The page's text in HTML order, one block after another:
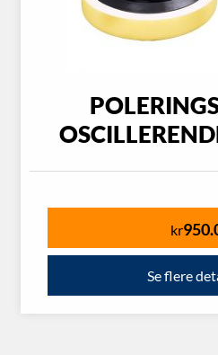
kr
Se flere